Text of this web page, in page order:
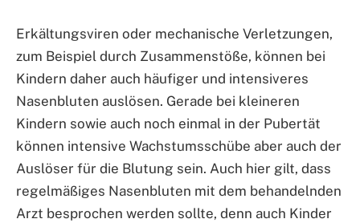
Erkältungsviren oder mechanische Verletzungen,
zum Beispiel durch Zusammenstöße, können bei
Kindern daher auch häufiger und intensiveres
Nasenbluten auslösen. Gerade bei kleineren
Kindern sowie auch noch einmal in der Pubertät
können intensive Wachstumsschübe aber auch der
Auslöser für die Blutung sein. Auch hier gilt, dass
regelmäßiges Nasenbluten mit dem behandelnden
Arzt besprochen werden sollte, denn auch Kinder